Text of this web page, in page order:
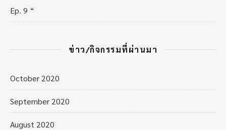
Ep. 9 “
ข่าว/กิจกรรมที่ผ่านมา
October 2020
September 2020
August 2020